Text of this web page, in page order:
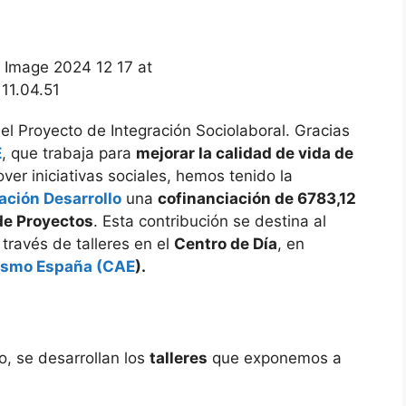
Proyecto de Integración Sociolaboral. Gracias
, que trabaja para mejorar la calidad de vida de
iniciativas sociales, hemos tenido la
Desarrollo una cofinanciación de 6783,12
Proyectos. Esta contribución se destina al
de talleres en el Centro de Día, en
España (CAE).
se desarrollan los talleres que exponemos a